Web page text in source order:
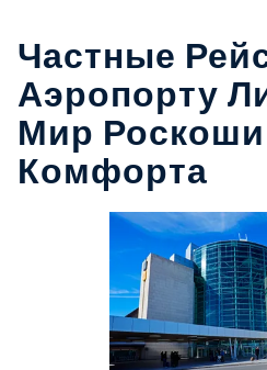
Частные
Аэропорту
Мир Роскоши
Комфорта